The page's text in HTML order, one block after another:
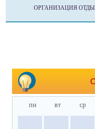
ОРГАНИЗАЦИЯ
пн вт ср